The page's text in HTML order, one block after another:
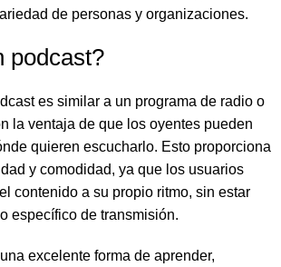
de personas y organizaciones.
podcast?
es similar a un programa de radio o
la ventaja de que los oyentes pueden
quieren escucharlo. Esto proporciona
y comodidad, ya que los usuarios
contenido a su propio ritmo, sin estar
específico de transmisión.
excelente forma de aprender,